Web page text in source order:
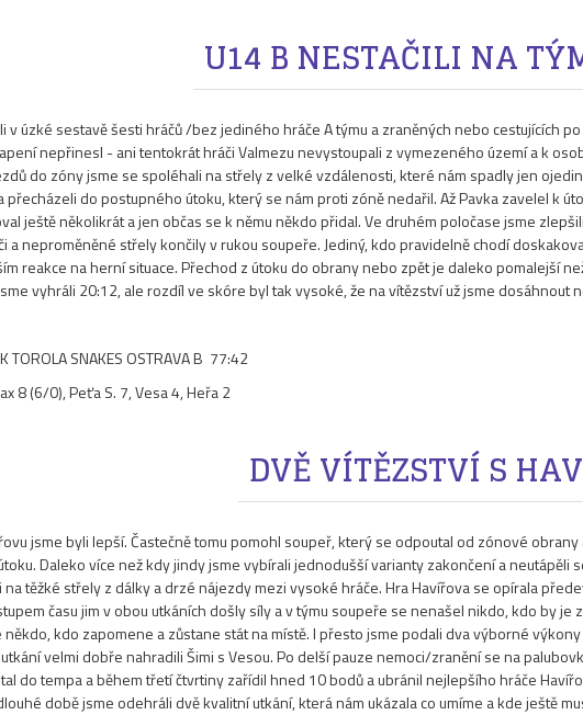
U14 B NESTAČILI NA
v úzké sestavě šesti hráčů /bez jediného hráče A týmu a zraněných nebo cestujících
nepřinesl - ani tentokrát hráči Valmezu nevystoupali z vymezeného území a k
do zóny jsme se spoléhali na střely z velké vzdálenosti, které nám spadly jen
přecházeli do postupného útoku, který se nám proti zóně nedařil. Až Pavka zavelel k
ještě několikrát a jen občas se k němu někdo přidal. Ve druhém poločase jsme
a neproměněné střely končily v rukou soupeře. Jediný, kdo pravidelně chodí
reakce na herní situace. Přechod z útoku do obrany nebo zpět je daleko pomalejší
vyhráli 20:12, ale rozdíl ve skóre byl tak vysoké, že na vítězství už jsme
TOROLA SNAKES OSTRAVA B 77:42
8 (6/0), Peťa S. 7, Vesa 4, Heřa 2
DVĚ VÍTĚZSTVÍ S
jsme byli lepší. Častečně tomu pomohl soupeř, který se odpoutal od zónové
Daleko více než kdy jindy jsme vybírali jednodušší varianty zakončení a
těžké střely z dálky a drzé nájezdy mezi vysoké hráče. Hra Havířova se opírala
času jim v obou utkáních došly síly a v týmu soupeře se nenašel nikdo, kdo by
kdo zapomene a zůstane stát na místě. I přesto jsme podali dva výborné
velmi dobře nahradili Šimi s Vesou. Po delší pauze nemoci/zranění se na
do tempa a během třetí čtvrtiny zařídil hned 10 bodů a ubránil nejlepšího hráče
době jsme odehráli dvě kvalitní utkání, která nám ukázala co umíme a kde ještě